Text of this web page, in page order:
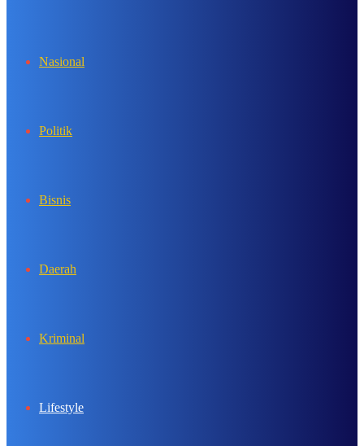
Nasional
Politik
Bisnis
Daerah
Kriminal
Lifestyle